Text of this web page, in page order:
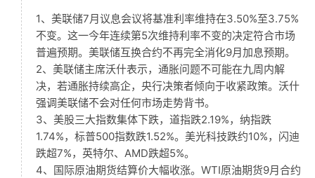
1、美联储7月议息会议将基准利率维持在3.50%至3.75%
不变。这一今年连续第5次维持利率不变的决定符合市场
普遍预期。美联储互换合约不再完全消化9月加息预期。
2、美联储主席沃什表示，通胀问题不可能在九周内解
决，若通胀持续高企，央行决策者倾向于收紧政策。沃什
强调美联储不会对任何市场走势背书。
3、美股三大指数集体下跌，道指跌2.19%，纳指跌
1.74%，标普500指数跌1.52%。美光科技跌约10%，闪迪
跌超7%，英特尔、AMD跌超5%。
4、国际原油期货结算价大幅收涨。WTI原油期货9月合约